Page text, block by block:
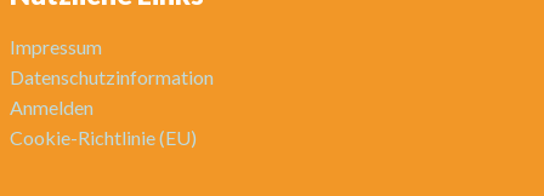
Impressum
Datenschutzinformation
Anmelden
Cookie-Richtlinie (EU)